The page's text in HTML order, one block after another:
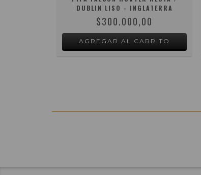
DUBLIN LISO - INGLATERRA
$300.000,00